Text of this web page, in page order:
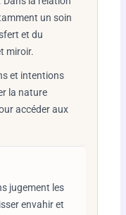
un soin
et du
miroir.
et intentions
la nature
accéder aux
jugement les
envahir et